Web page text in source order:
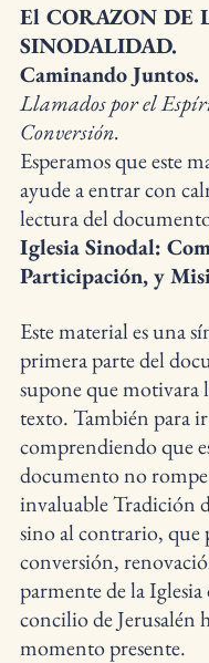
El CORAZON DE
SINODALIDAD.
Caminando Juntos.
Llamados por el
Conversión.
Esperamos que este
ayude a entrar con
lectura del
Iglesia Sinodal:
Participación, y
Este material es una
primera parte del
supone que motivara
texto. También para ir
comprendiendo que
documento no
invaluable Tradición
sino al contrario, que
conversión,
parmente de la Iglesia
concilio de Jerusalén
momento presente.